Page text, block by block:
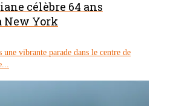
célèbre 64 ans
New York
vibrante parade dans le centre de